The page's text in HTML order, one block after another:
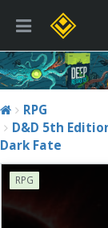
RPG
D&D 5th
Dark Fate
RPG